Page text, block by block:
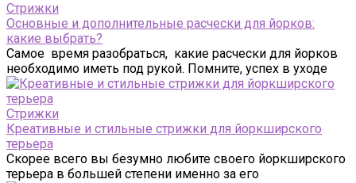
Стрижки
Основные и дополнительные расчески для йорков:
какие выбрать?
Самое время разобраться, какие расчески для йорков
необходимо иметь под рукой. Помните, успех в уходе
Стрижки
Креативные и стильные стрижки для йоркширского
терьера
Скорее всего вы безумно любите своего йоркширского
терьера в большей степени именно за его